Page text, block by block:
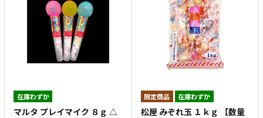
在庫わずか
マルタ プレイマイク ８ｇ △
在庫わずか
松屋 みぞれ玉 １ｋｇ 【数量